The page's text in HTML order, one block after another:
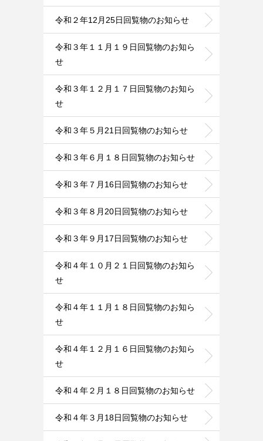
令和２年12月25日回覧物のお知らせ
令和３年１１月１９日回覧物のお知ら
せ
令和３年１２月１７日回覧物のお知ら
せ
令和３年５月21日回覧物のお知らせ
令和３年６月１８日回覧物のお知らせ
令和３年７月16日回覧物のお知らせ
令和３年８月20日回覧物のお知らせ
令和３年９月17日回覧物のお知らせ
令和４年１０月２１日回覧物のお知ら
せ
令和４年１１月１８日回覧物のお知ら
せ
令和４年１２月１６日回覧物のお知ら
せ
令和４年２月１８日回覧物のお知らせ
令和４年３月18日回覧物のお知らせ